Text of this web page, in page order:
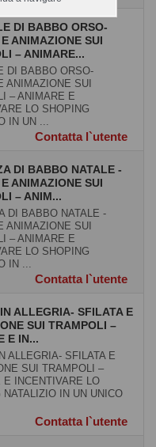
DI BABBO ORSO-
ANIMAZIONE SUI
– ANIMARE...
DI BABBO ORSO-
ANIMAZIONE SUI
– ANIMARE E
LO SHOPING
IN UN ...
Contatta l`utente
DI BABBO NATALE -
ANIMAZIONE SUI
– ANIM...
DI BABBO NATALE -
ANIMAZIONE SUI
– ANIMARE E
LO SHOPING
IN ...
Contatta l`utente
ALLEGRIA- SFILATA E
SUI TRAMPOLI –
E IN...
ALLEGRIA- SFILATA E
SUI TRAMPOLI –
E INCENTIVARE LO
NATALIZIO IN UN UNICO
Contatta l`utente